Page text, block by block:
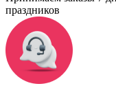
праздников